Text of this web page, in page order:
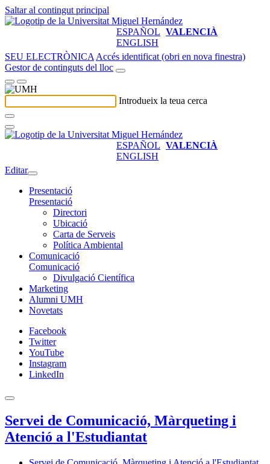
Saltar al contingut principal
ESPAÑOL VALENCIÀ
ENGLISH
SEU ELECTRÒNICA Accés identificat (obri en nova finestra)
Gestor de continguts del lloc
Introdueix la teua cerca
ESPAÑOL VALENCIÀ
ENGLISH
Editar
Presentació
Presentació
Directori
Ubicació
Carta de Serveis
Política Ambiental
Comunicació
Comunicació
Divulgació Científica
Marketing
Alumni UMH
Novetats
Facebook
Twitter
YouTube
Instagram
LinkedIn
Servei de Comunicació, Màrqueting i
Atenció a l'Estudiantat